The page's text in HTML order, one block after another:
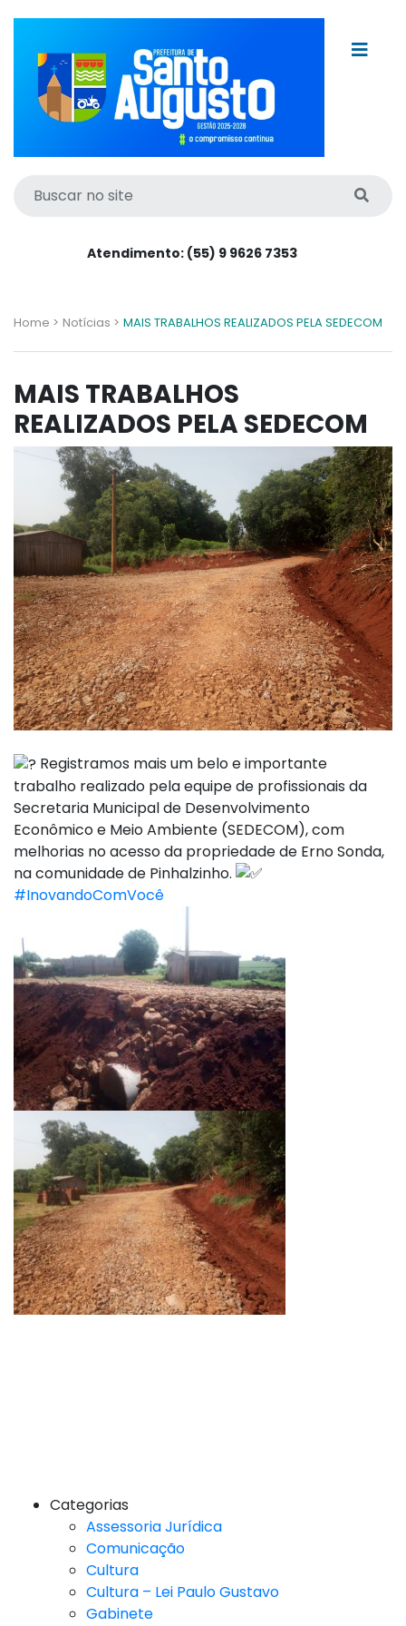
Atendimento: (55) 9 9626 7353
Home > Notícias > MAIS TRABALHOS REALIZADOS PELA SEDECOM
MAIS TRABALHOS
REALIZADOS PELA SEDECOM
Registramos mais um belo e importante
trabalho realizado pela equipe de profissionais da
Secretaria Municipal de Desenvolvimento
Econômico e Meio Ambiente (SEDECOM), com
melhorias no acesso da propriedade de Erno Sonda,
na comunidade de Pinhalzinho.
#InovandoComVocê
Categorias
Assessoria Jurídica
Comunicação
Cultura
Cultura – Lei Paulo Gustavo
Gabinete